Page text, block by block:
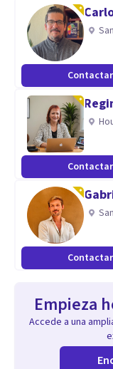
Contactar
Contactar
Contactar
Empieza
Accede a una